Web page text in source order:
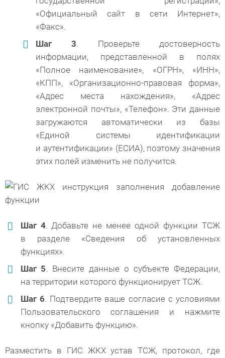
«Официальный сайт в сети Интернет»,
«Факс».
Шаг 3. Проверьте достоверность
информации, представленной в полях
«Полное наименование», «ОГРН», «ИНН»,
«КПП», «Организационно-правовая форма»,
«Адрес места нахождения», «Адрес
электронной почты», «Телефон». Эти данные
загружаются автоматически из базы
«Единой системы идентификации
и аутентификации» (ЕСИА), поэтому значения
этих полей изменить не получится.
Шаг 4. Добавьте не менее одной функции ТСЖ
в разделе «Сведения об установленных
функциях».
Шаг 5. Внесите данные о субъекте Федерации,
на территории которого функционирует ТСЖ.
Шаг 6. Подтвердите ваше согласие с условиями
Пользовательского соглашения и нажмите
кнопку «Добавить функцию».
Разместить в ГИС ЖКХ устав ТСЖ, протокол, где